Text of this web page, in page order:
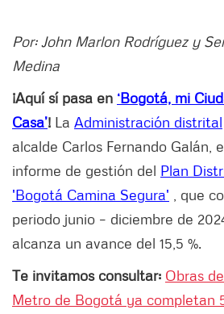
Por: John Marlon Rodríguez y
Medina
¡Aquí sí pasa en ‘Bogotá, mi
Casa’! La Administración distrital
alcalde Carlos Fernando Galán,
informe de gestión del Plan
'Bogotá Camina Segura' , que
periodo junio – diciembre de
alcanza un avance del 15,5 %.
Te invitamos consultar: Obras
Metro de Bogotá ya completan